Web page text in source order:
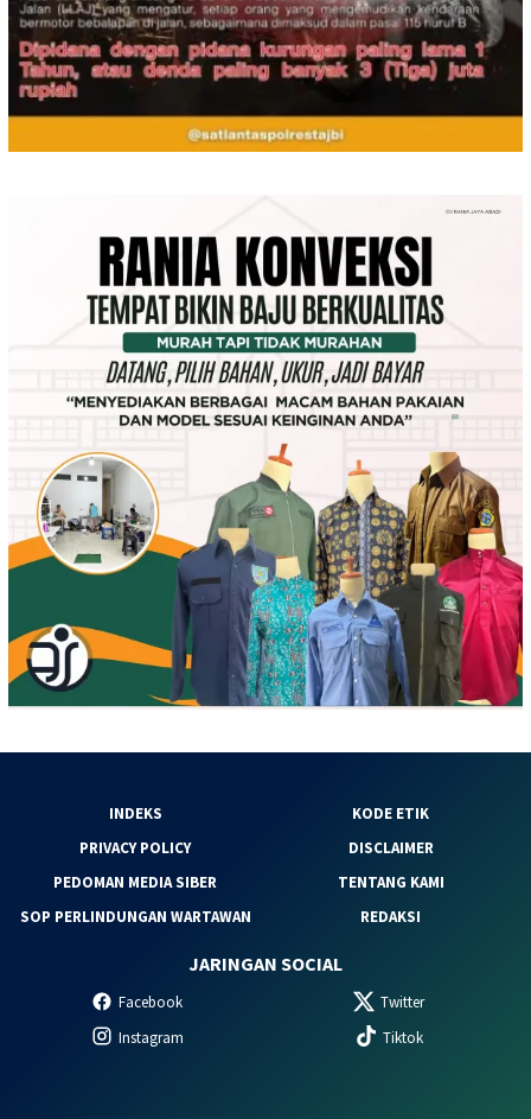
INDEKS
KODE ETIK
PRIVACY POLICY
DISCLAIMER
PEDOMAN MEDIA SIBER
TENTANG KAMI
SOP PERLINDUNGAN WARTAWAN
REDAKSI
JARINGAN SOCIAL
Facebook
Twitter
Instagram
Tiktok